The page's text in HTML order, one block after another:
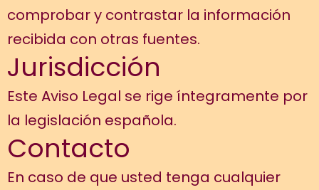
comprobar y contrastar la información
recibida con otras fuentes.
Jurisdicción
Este Aviso Legal se rige íntegramente por
la legislación española.
Contacto
En caso de que usted tenga cualquier